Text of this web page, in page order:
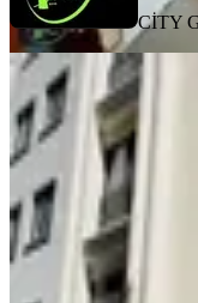
CİTY
SIFIR BİNA